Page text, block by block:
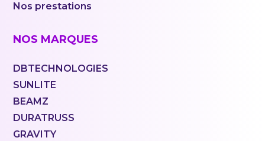
Nos prestations
NOS MARQUES
DBTECHNOLOGIES
SUNLITE
BEAMZ
DURATRUSS
GRAVITY